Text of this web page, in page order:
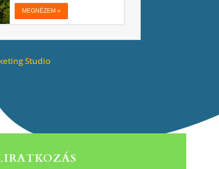
Studio